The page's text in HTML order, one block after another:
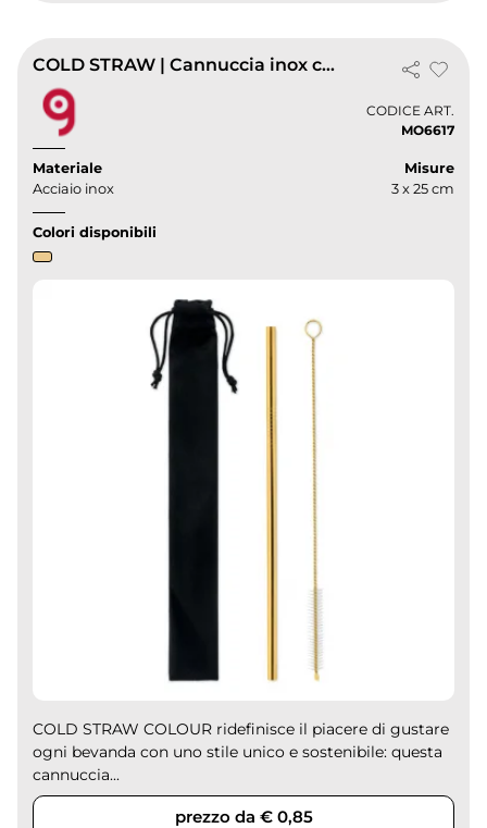
COLD STRAW | Cannuccia inox colorata riutilizzabile con pouch
CODICE ART.
MO6617
Materiale
Acciaio inox
Misure
3 x 25 cm
Colori disponibili
COLD STRAW COLOUR ridefinisce il piacere di gustare
ogni bevanda con uno stile unico e sostenibile: questa
cannuccia...
prezzo da € 0,85